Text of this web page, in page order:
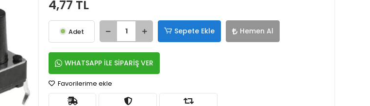
4,77 TL
Adet Sepete Ekle Hemen Al
WHATSAPP İLE SİPARİŞ VER
Favorilerime ekle